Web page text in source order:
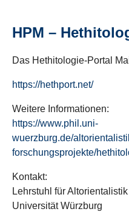
HPM –
Das Hethitologie-Portal
https://hethport.net/
Weitere Informationen:
https://www.phil.uni-
wuerzburg.de/
forschungsprojekte/
Kontakt:
Lehrstuhl für Altorientalistik
Universität Würzburg